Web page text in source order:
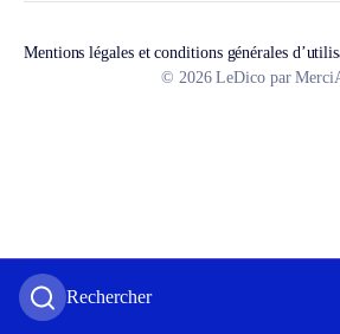
Rechercher
Mentions légales et conditions générales
© 2026 LeDico par